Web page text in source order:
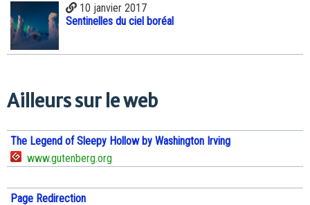
10 janvier 2017
Sentinelles du ciel boréal
Ailleurs sur le web
The Legend of Sleepy Hollow by Washington Irving
www.gutenberg.org
Page Redirection